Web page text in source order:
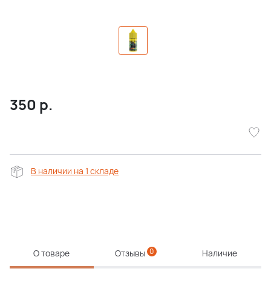
350 р.
В наличии на 1 складе
О товаре Отзывы 0 Наличие